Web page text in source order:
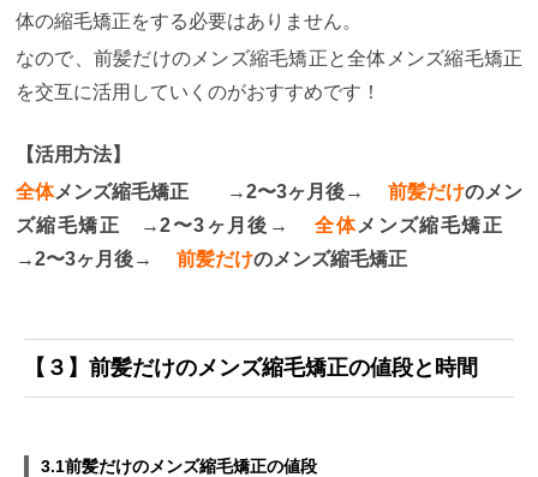
体の縮毛矯正をする必要はありません。
なので、前髪だけのメンズ縮毛矯正と全体メンズ縮毛矯正
を交互に活用していくのがおすすめです！
【活用方法】
全体メンズ縮毛矯正 →2〜3ヶ月後→ 前髪だけのメン
ズ縮毛矯正 →2〜3ヶ月後→全体メンズ縮毛矯正
→2〜3ヶ月後→ 前髪だけのメンズ縮毛矯正
【３】前髪だけのメンズ縮毛矯正の値段と時間
3.1前髪だけのメンズ縮毛矯正の値段